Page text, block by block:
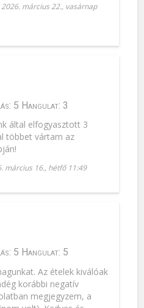
2026. március 22., vasárnap
5 Hangulat: 3
által elfogyasztott 3
többet vártam az
március 16., hétfő 11:49
5 Hangulat: 5
Az ételek kiválóak
korábbi negatív
megjegyzem, a